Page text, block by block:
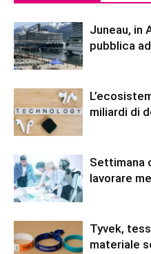
Juneau, in
pubblica
miliardi di
Settimana
lavorare
Tyvek,
materiale